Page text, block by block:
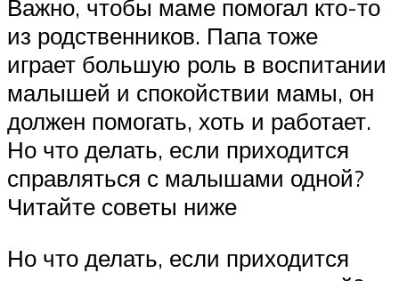
Важно, чтобы маме помогал кто-то
из родственников. Папа тоже
играет большую роль в воспитании
малышей и спокойствии мамы, он
должен помогать, хоть и работает.
Но что делать, если приходится
справляться с малышами одной?
Читайте советы ниже
Но что делать, если приходится